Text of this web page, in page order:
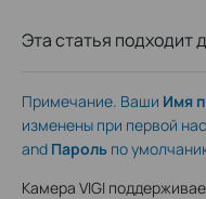
Эта статья подходит
Примечание. Ваши Имя
изменены при первой
and Пароль по
Камера VIGI